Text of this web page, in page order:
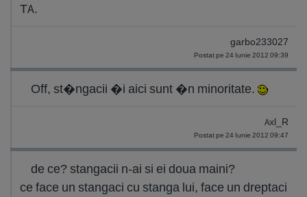
TA.
garbo233027
Postat pe 24 Iunie 2012 09:39
Off, st�ngacii �i aici sunt �n minoritate.
Axl_R
Postat pe 24 Iunie 2012 09:47
de ce? stangacii n-ai si ei doua maini?
ce face un stangaci cu stanga lui, face un dreptaci